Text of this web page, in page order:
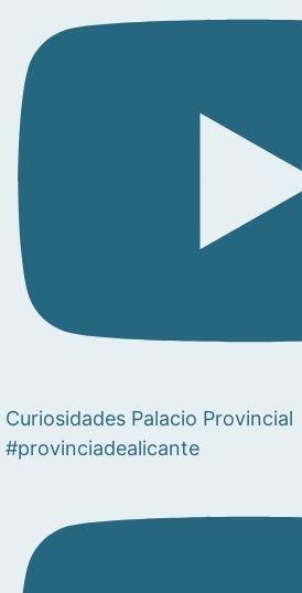
Curiosidades Palacio Provincial
#provinciadealicante